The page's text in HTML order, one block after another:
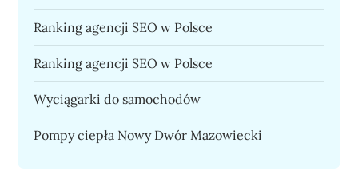
Ranking agencji SEO w Polsce
Ranking agencji SEO w Polsce
Wyciągarki do samochodów
Pompy ciepła Nowy Dwór Mazowiecki